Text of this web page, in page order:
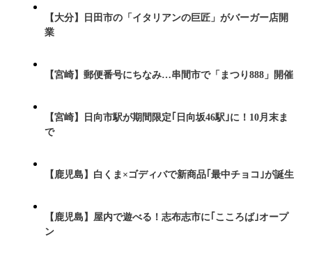
【大分】日田市の「イタリアンの巨匠」がバーガー店開
業
【宮崎】郵便番号にちなみ…串間市で「まつり888」開催
【宮崎】日向市駅が期間限定｢日向坂46駅｣に！10月末ま
で
【鹿児島】白くま×ゴディバで新商品｢最中チョコ｣が誕生
【鹿児島】屋内で遊べる！志布志市に｢こころば｣オープ
ン